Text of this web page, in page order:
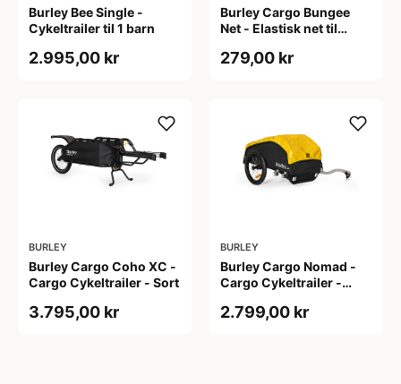
Burley Bee Single -
Cykeltrailer til 1 barn
2.995,00 kr
Burley Cargo Bungee
Net - Elastisk net til
279,00 kr
BURLEY
Burley Cargo Coho XC -
Cargo Cykeltrailer - Sort
3.795,00 kr
BURLEY
Burley Cargo Nomad -
Cargo Cykeltrailer -
2.799,00 kr